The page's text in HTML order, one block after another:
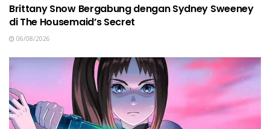
Brittany Snow Bergabung dengan Sydney Sweeney
di The Housemaid’s Secret
06/08/2026